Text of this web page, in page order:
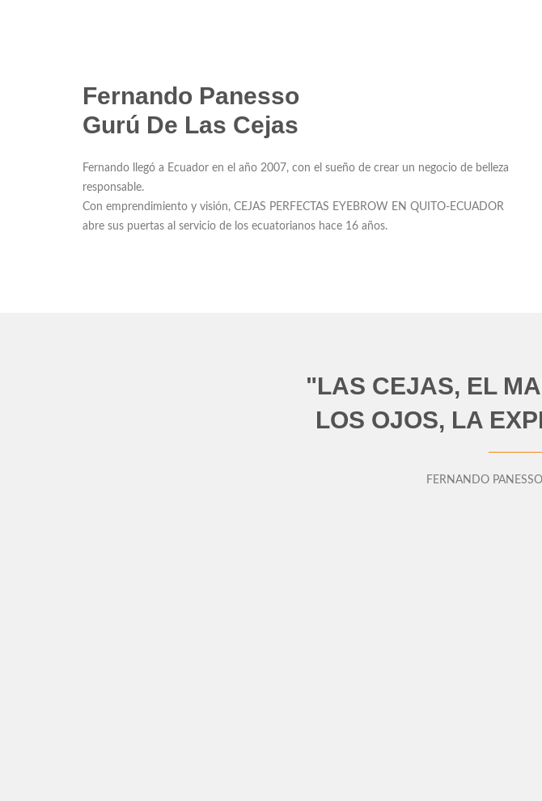
Fernando Panesso
Gurú De Las Cejas
Fernando llegó a Ecuador en el año 2007, con el sueño de crear un negocio de belleza
responsable.
Con emprendimiento y visión, CEJAS PERFECTAS EYEBROW EN QUITO-ECUADOR
abre sus puertas al servicio de los ecuatorianos hace 16 años.
"LAS CEJAS, EL
LOS OJOS, LA
FERNANDO